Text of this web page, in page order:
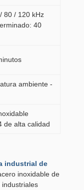
80 / 120 kHz
40
ambiente -
de alta calidad
industrial de
inoxidable de
industriales